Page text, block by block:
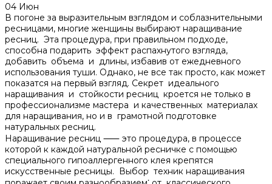
04 Июн
В погоне за выразительным взглядом и соблазнительными
ресницами‚ многие женщины выбирают наращивание
ресниц. Эта процедура‚ при правильном подходе‚
способна подарить эффект распахнутого взгляда‚
добавить объема и длины‚ избавив от ежедневного
использования туши.​ Однако‚ не все так просто‚ как может
показатся на первый взгляд. Секрет идеального
наращивания и стойкости ресниц кроется не только в
профессионализме мастера и качественных материалах
для наращивания‚ но и в грамотной подготовке
натуральных ресниц.​
Наращивание ресниц ⸺ это процедура‚ в процессе
которой к каждой натуральной ресничке с помощью
специального гипоаллергенного клея крепятся
искусственные ресницы.​ Выбор техник наращивания